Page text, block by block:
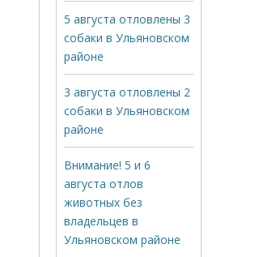
5 августа отловлены 3
собаки в Ульяновском
районе
3 августа отловлены 2
собаки в Ульяновском
районе
Внимание! 5 и 6
августа отлов
животных без
владельцев в
Ульяновском районе